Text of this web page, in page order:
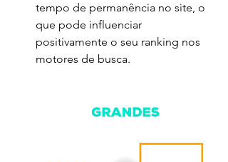
tempo de permanência no site, o
que pode influenciar
positivamente o seu ranking nos
motores de busca.